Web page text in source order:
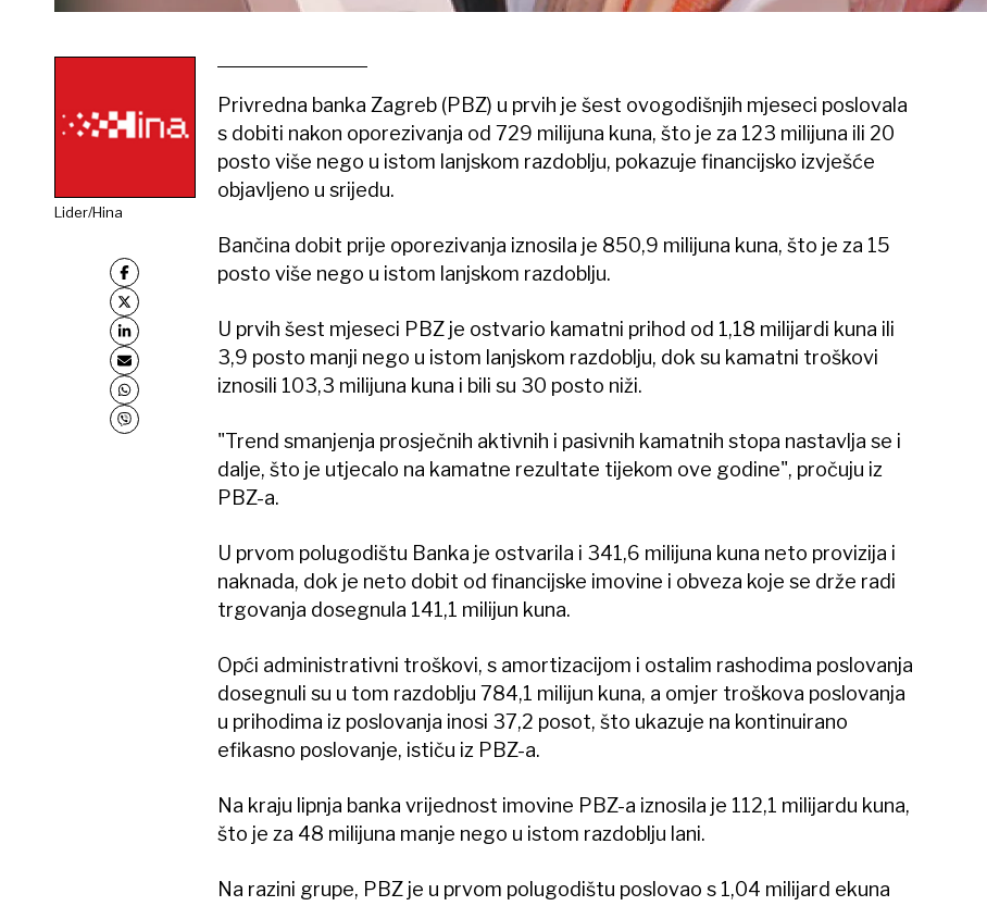
Lider/Hina
Privredna banka Zagreb (PBZ) u prvih je šest ovogodišnjih mjeseci poslovala
s dobiti nakon oporezivanja od 729 milijuna kuna, što je za 123 milijuna ili 20
posto više nego u istom lanjskom razdoblju, pokazuje financijsko izvješće
objavljeno u srijedu.
Bančina dobit prije oporezivanja iznosila je 850,9 milijuna kuna, što je za 15
posto više nego u istom lanjskom razdoblju.
U prvih šest mjeseci PBZ je ostvario kamatni prihod od 1,18 milijardi kuna ili
3,9 posto manji nego u istom lanjskom razdoblju, dok su kamatni troškovi
iznosili 103,3 milijuna kuna i bili su 30 posto niži.
"Trend smanjenja prosječnih aktivnih i pasivnih kamatnih stopa nastavlja se i
dalje, što je utjecalo na kamatne rezultate tijekom ove godine", pročuju iz
PBZ-a.
U prvom polugodištu Banka je ostvarila i 341,6 milijuna kuna neto provizija i
naknada, dok je neto dobit od financijske imovine i obveza koje se drže radi
trgovanja dosegnula 141,1 milijun kuna.
Opći administrativni troškovi, s amortizacijom i ostalim rashodima poslovanja
dosegnuli su u tom razdoblju 784,1 milijun kuna, a omjer troškova poslovanja
u prihodima iz poslovanja inosi 37,2 posot, što ukazuje na kontinuirano
efikasno poslovanje, ističu iz PBZ-a.
Na kraju lipnja banka vrijednost imovine PBZ-a iznosila je 112,1 milijardu kuna,
što je za 48 milijuna manje nego u istom razdoblju lani.
Na razini grupe, PBZ je u prvom polugodištu poslovao s 1,04 milijard ekuna